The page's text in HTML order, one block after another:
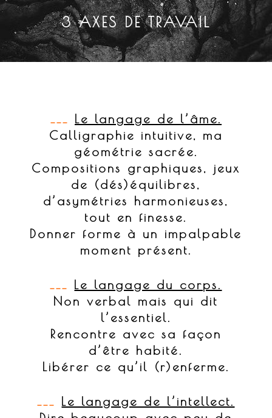
3 AXES DE TRAVAIL
___ Le langage de l’âme.
Calligraphie intuitive, ma
géométrie sacrée.
Compositions graphiques, jeux
de (dés)équilibres,
d’asymétries harmonieuses,
tout en finesse.
Donner forme à un impalpable
moment présent.
___ Le langage du corps.
Non verbal mais qui dit
l’essentiel.
Rencontre avec sa façon
d’être habité.
Libérer ce qu’il (r)enferme.
___ Le langage de l’intellect.